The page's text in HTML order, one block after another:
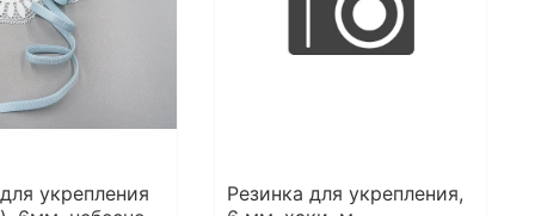
укрепления
Резинка для укрепления,